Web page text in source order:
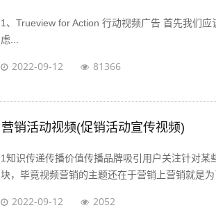
1、Trueview for Action 行动视频广告 首先我们
虑...
2022-09-12 81366
营销活动视频(促销活动宣传视频)
1知识传递传播价值传播品牌吸引用户关注针对某
块，毕竟视频营销的主题还在于营销上营销就是为
2022-09-12 2052